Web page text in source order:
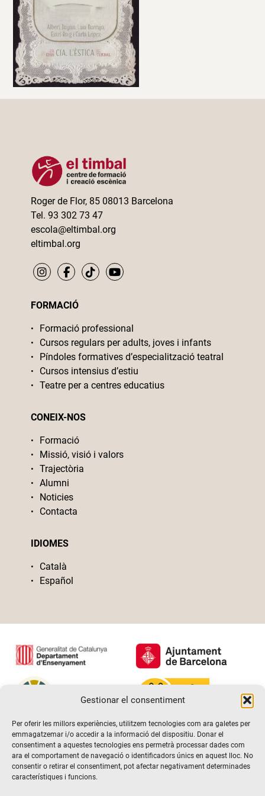
Gestionar el consentiment
Per oferir les millors experiències, utilitzem tecnologies com ara galetes per
emmagatzemar i/o accedir a la informació del dispositiu. Donar el
consentiment a aquestes tecnologies ens permetrà processar dades com
ara el comportament de navegació o identificadors únics en aquest lloc. No
consentir o retirar el consentiment, pot afectar negativament determinades
característiques i funcions.
Roger de Flor, 85 08013 Barcelona
Tel. 93 302 73 47
escola@eltimbal.org
eltimbal.org
FORMACIÓ
Formació professional
Cursos regulars per adults, joves i infants
Píndoles formatives d’especialització teatral
Cursos intensius d’estiu
Teatre per a centres educatius
CONEIX-NOS
Formació
Missió, visió i valors
Trajectòria
Alumni
Noticies
Contacta
IDIOMES
Català
Español